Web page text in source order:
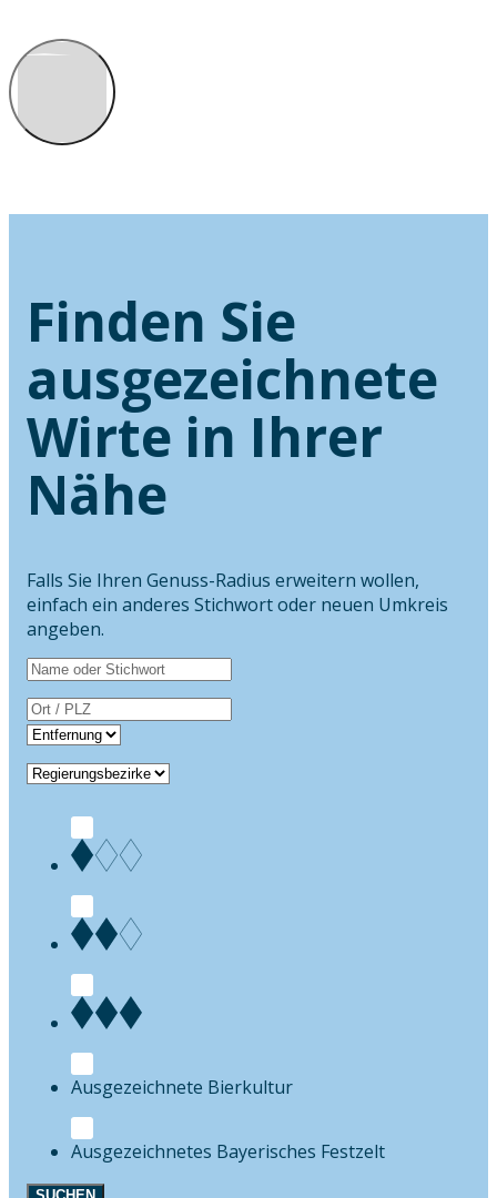
Finden Sie
ausgezeichnete
Wirte in Ihrer
Nähe
Falls Sie Ihren Genuss-Radius erweitern wollen,
einfach ein anderes Stichwort oder neuen Umkreis
angeben.
Bierkultur
Festzelt